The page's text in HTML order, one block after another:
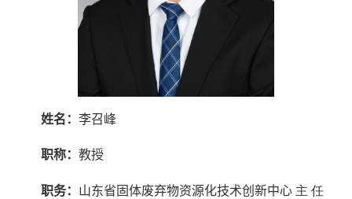
姓名： 李召峰
职称： 教授
职务： 山东省固体废弃物资源化技术创新中心 主 任